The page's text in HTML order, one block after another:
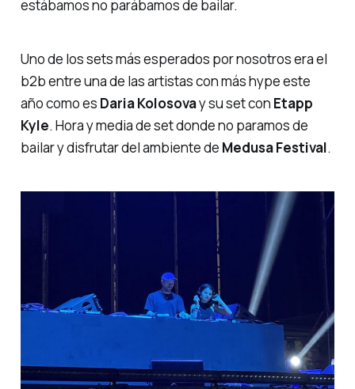
estábamos no parábamos de bailar.
Uno de los sets más esperados por nosotros era el
b2bentre una de las artistas con más hype este
año como es DariaKolosovay su set con Etapp
Kyle. Hora y media de set donde no paramos de
bailar y disfrutar del ambiente de Medusa Festival.